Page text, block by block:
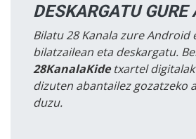
DESKARGATU GURE
Bilatu 28 Kanala zure Android
bilatzailean eta deskargatu.
28KanalaKidetxartel
dizuten abantailez gozatzeko
duzu.